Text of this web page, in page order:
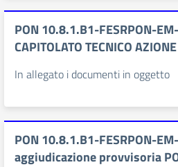
PON 10.8.1.B1-FESRPON-
CAPITOLATO TECNICO
In allegato i documenti in oggetto
PON 10.8.1.B1-FESRPON-
aggiudicazione provvisoria